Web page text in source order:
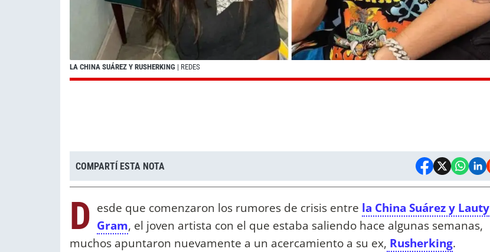
LA CHINA SUÁREZ Y RUSHERKING | REDES
COMPARTÍ ESTA NOTA
D esde que comenzaron los rumores de crisis entre la China Suárez y Lauty
Gram, el joven artista con el que estaba saliendo hace algunas semanas,
muchos apuntaron nuevamente a un acercamiento a su ex, Rusherking.